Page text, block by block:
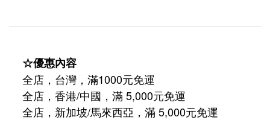
☆優惠內容
全店，台灣，滿1000元免運
全店，香港/中國，滿 5,000元免運
全店，新加坡/馬來西亞，滿 5,000元免運